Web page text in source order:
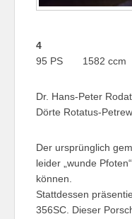
4
95 PS 1582
Dr. Hans-Peter
Dörte Rotatus-
Der ursprünglich
leider „wunde
können.
Stattdessen
356SC. Dieser